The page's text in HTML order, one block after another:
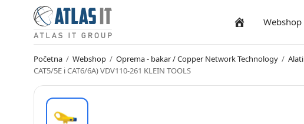
NaslovnicaWebshop
Početna / Webshop / Oprema - bakar / Copper Network Technology / Alati
CAT5/5E i CAT6/6A) VDV110-261 KLEIN TOOLS